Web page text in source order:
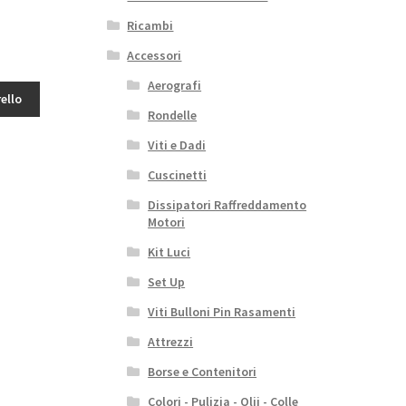
Ricambi
Accessori
Aerografi
Rondelle
Viti e Dadi
Cuscinetti
Dissipatori Raffreddamento
Motori
Kit Luci
Set Up
Viti Bulloni Pin Rasamenti
Attrezzi
Borse e Contenitori
Colori - Pulizia - Olii - Colle